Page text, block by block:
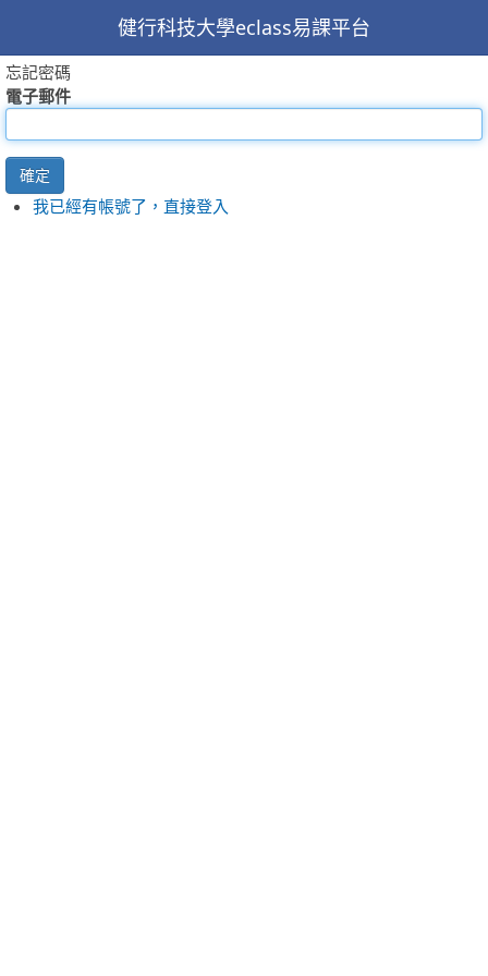
健行科技大學eclass易課平台
忘記密碼
電子郵件
確定
我已經有帳號了，直接登入